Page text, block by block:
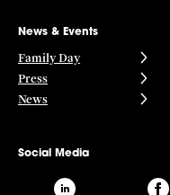
News & Events
Family Day
Press
News
Social Media